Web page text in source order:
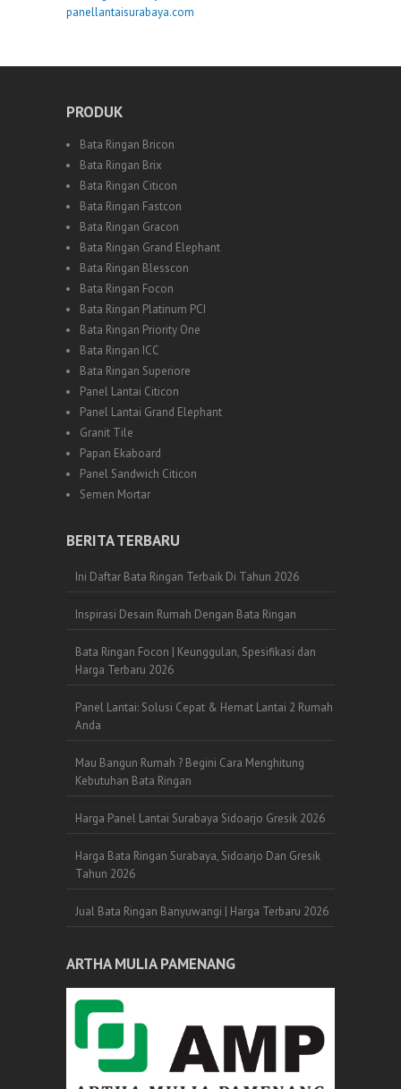
panellantaisurabaya.com
PRODUK
Bata Ringan Bricon
Bata Ringan Brix
Bata Ringan Citicon
Bata Ringan Fastcon
Bata Ringan Gracon
Bata Ringan Grand Elephant
Bata Ringan Blesscon
Bata Ringan Focon
Bata Ringan Platinum PCI
Bata Ringan Priority One
Bata Ringan ICC
Bata Ringan Superiore
Panel Lantai Citicon
Panel Lantai Grand Elephant
Granit Tile
Papan Ekaboard
Panel Sandwich Citicon
Semen Mortar
BERITA TERBARU
Ini Daftar Bata Ringan Terbaik Di Tahun 2026
Inspirasi Desain Rumah Dengan Bata Ringan
Bata Ringan Focon | Keunggulan, Spesifikasi dan
Harga Terbaru 2026
Panel Lantai: Solusi Cepat & Hemat Lantai 2 Rumah
Anda
Mau Bangun Rumah ? Begini Cara Menghitung
Kebutuhan Bata Ringan
Harga Panel Lantai Surabaya Sidoarjo Gresik 2026
Harga Bata Ringan Surabaya, Sidoarjo Dan Gresik
Tahun 2026
Jual Bata Ringan Banyuwangi | Harga Terbaru 2026
ARTHA MULIA PAMENANG